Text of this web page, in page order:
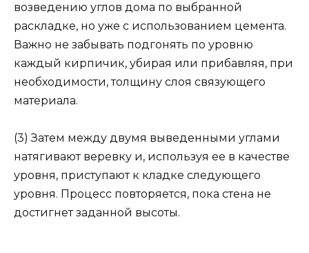
возведению углов дома по выбранной
раскладке, но уже с использованием цемента.
Важно не забывать подгонять по уровню
каждый кирпичик, убирая или прибавляя, при
необходимости, толщину слоя связующего
материала.
(3) Затем между двумя выведенными углами
натягивают веревку и, используя ее в качестве
уровня, приступают к кладке следующего
уровня. Процесс повторяется, пока стена не
достигнет заданной высоты.